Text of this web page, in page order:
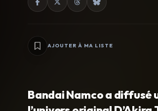
AJOUTER À MA LISTE
Bandai Namco a diffusé